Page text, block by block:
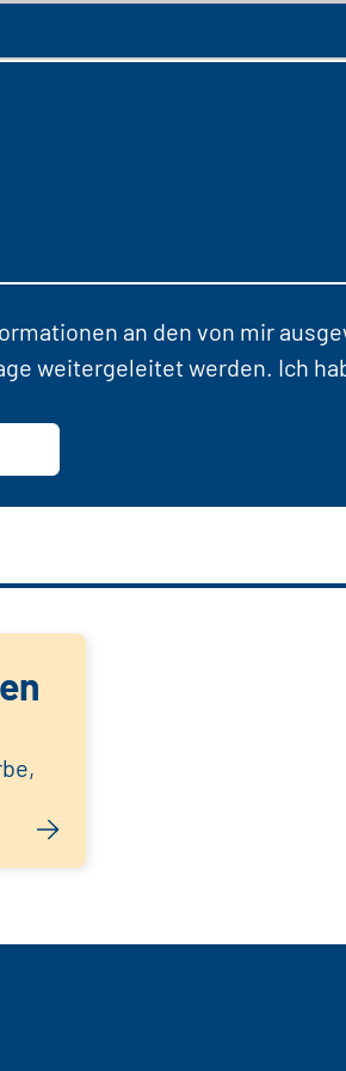
an den von mir
weitergeleitet werden. Ich